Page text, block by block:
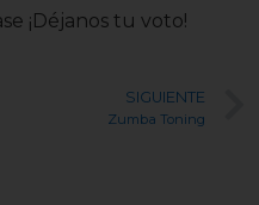
¡Déjanos tu voto!
SIGUIENTE
Zumba Toning